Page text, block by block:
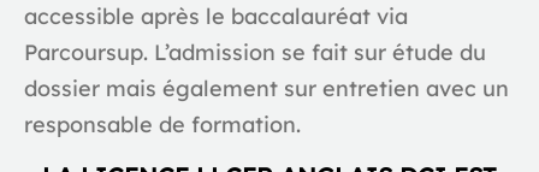
accessible après le baccalauréat via
Parcoursup. L’admission se fait sur étude du
dossier mais également sur entretien avec un
responsable de formation.